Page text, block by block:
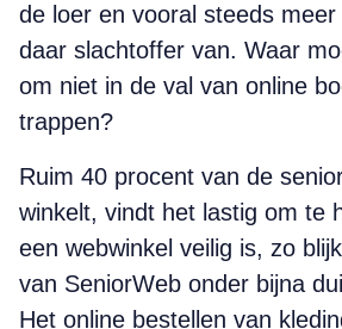
de loer en vooral steeds
daar slachtoffer van. Waar
om niet in de val van online
trappen?
Ruim 40 procent van de
winkelt, vindt het lastig om te
een webwinkel veilig is, zo
van SeniorWeb onder bijna
Het online bestellen van